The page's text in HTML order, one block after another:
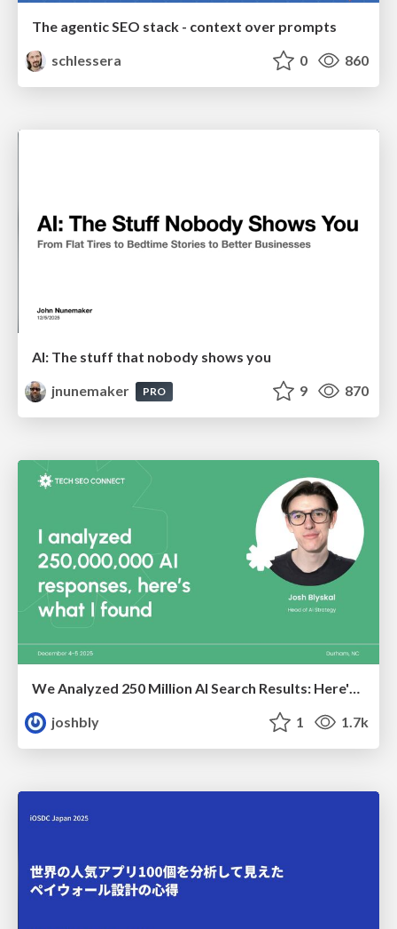
The agentic SEO stack - context over prompts
schlessera
0 860
AI: The stuff that nobody shows you
jnunemaker
PRO 9 870
joshbly
1 1.7k